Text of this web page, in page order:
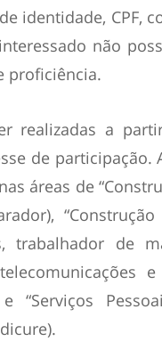
identidade, CPF,
não
proficiência.
realizadas a
de participação.
áreas de
trabalhador de
“Serviços